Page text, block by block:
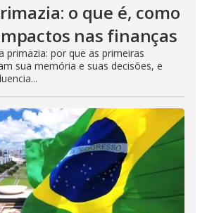
o que é, como
nas finanças
primazia: por que as primeiras
sua memória e suas decisões, e